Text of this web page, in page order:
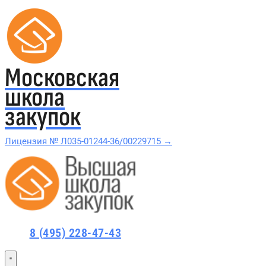
Московская
школа
закупок
Лицензия № Л035-01244-36/00229715 →
Проверить в реестре Рособрнадзора →
Курсы по 44-ФЗ
8 (495) 228-47-43